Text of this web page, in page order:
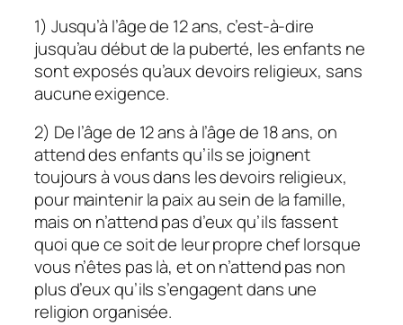
1) Jusqu’à l’âge de 12 ans, c’est-à-dire
jusqu’au début de la puberté, les enfants ne
sont exposés qu’aux devoirs religieux, sans
aucune exigence.
2) De l’âge de 12 ans à l’âge de 18 ans, on
attend des enfants qu’ils se joignent
toujours à vous dans les devoirs religieux,
pour maintenir la paix au sein de la famille,
mais on n’attend pas d’eux qu’ils fassent
quoi que ce soit de leur propre chef lorsque
vous n’êtes pas là, et on n’attend pas non
plus d’eux qu’ils s’engagent dans une
religion organisée.